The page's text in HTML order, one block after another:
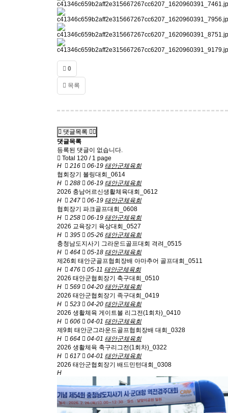
0
목록
댓글목록
댓글목록
등록된 댓글이 없습니다.
Total 120 /1 page
H
216 06-19 태안군체육회
협회장기 볼링대회_0614
H
288 06-19 태안군체육회
2026 충남어르신생활체육대회_0612
H
247 06-19 태안군체육회
협회장기 파크골프대회_0608
H
258 06-19 태안군체육회
2026 교육장기 육상대회_0527
H
395 05-26 태안군체육회
충청남도지사기 그라운드골프대회 격려_0515
H
464 05-18 태안군체육회
제26회 태안군골프협회장배 아마추어 골프대회_0511
H
476 05-11 태안군체육회
2026 태안군협회장기 축구대회_0510
H
569 04-20 태안군체육회
2026 태안군협회장기 족구대회_0419
H
523 04-20 태안군체육회
2026 생활체육 게이트볼 리그전(1회차)_0410
H
606 04-01 태안군체육회
제9회 태안군그라운드골프협회장배 대회_0328
H
664 04-01 태안군체육회
2026 생활체육 축구리그전(1회차)_0322
H
617 04-01 태안군체육회
2026 태안군협회장기 배드민턴대회_0308
H